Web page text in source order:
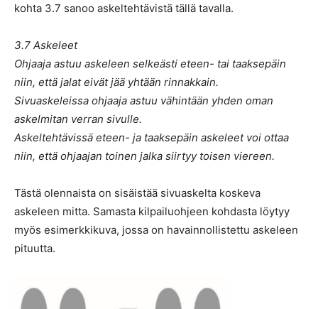
kohta 3.7 sanoo askeltehtävistä tällä tavalla.
3.7 Askeleet
Ohjaaja astuu askeleen selkeästi eteen- tai taaksepäin
niin, että jalat eivät jää yhtään rinnakkain.
Sivuaskeleissa ohjaaja astuu vähintään yhden oman
askelmitan verran sivulle.
Askeltehtävissä eteen- ja taaksepäin askeleet voi ottaa
niin, että ohjaajan toinen jalka siirtyy toisen viereen.
Tästä olennaista on sisäistää sivuaskelta koskeva
askeleen mitta. Samasta kilpailuohjeen kohdasta löytyy
myös esimerkkikuva, jossa on havainnollistettu askeleen
pituutta.